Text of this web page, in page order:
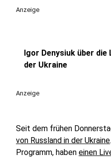
Anzeige
Igor Denysiuk über die
der Ukraine
Anzeige
Seit dem frühen
von Russland in der Ukraine
Programm, haben einen